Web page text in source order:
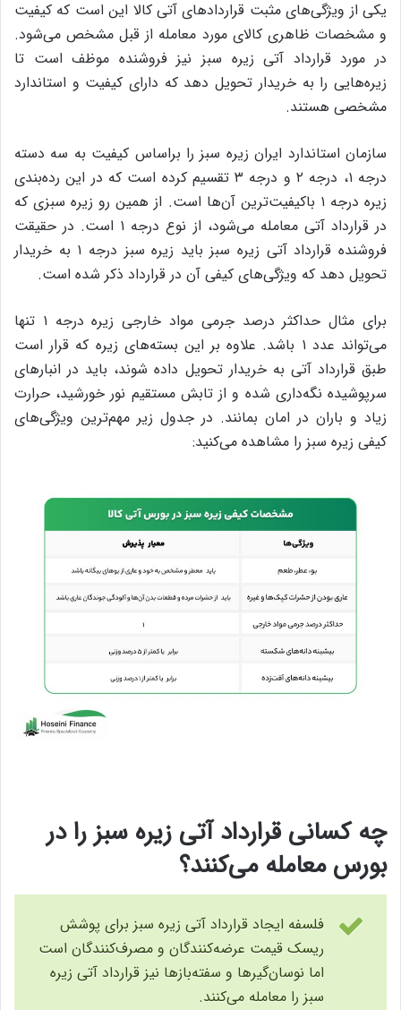
یکی از ویژگی‌های مثبت قراردادهای آتی کالا این است که کیفیت
و مشخصات ظاهری کالای مورد معامله از قبل مشخص می‌شود.
در مورد قرارداد آتی زیره سبز نیز فروشنده موظف است تا
زیره‌هایی را به خریدار تحویل دهد که دارای کیفیت و استاندارد
مشخصی هستند.
سازمان استاندارد ایران زیره سبز را براساس کیفیت به سه دسته
درجه ۱، درجه ۲ و درجه ۳ تقسیم کرده است که در این رده‌بندی
زیره درجه ۱ باکیفیت‌ترین آن‌ها است. از همین رو زیره سبزی که
در قرارداد آتی معامله می‌شود، از نوع درجه ۱ است. در حقیقت
فروشنده قرارداد آتی زیره سبز باید زیره سبز درجه ۱ به خریدار
تحویل دهد که ویژگی‌های کیفی آن در قرارداد ذکر شده است.
برای مثال حداکثر درصد جرمی مواد خارجی زیره درجه ۱ تنها
می‌تواند عدد ۱ باشد. علاوه بر این بسته‌های زیره که قرار است
طبق قرارداد آتی به خریدار تحویل داده شوند، باید در انبارهای
سرپوشیده نگه‌داری شده و از تابش مستقیم نور خورشید، حرارت
زیاد و باران در امان بمانند. در جدول زیر مهم‌ترین ویژگی‌های
کیفی زیره سبز را مشاهده می‌کنید:
چه کسانی قرارداد آتی زیره سبز را در
بورس معامله می‌کنند؟
فلسفه ایجاد قرارداد آتی زیره سبز برای پوشش
ریسک قیمت عرضه‌کنندگان و مصرف‌کنندگان است
اما نوسان‌گیرها و سفته‌بازها نیز قرارداد آتی زیره
سبز را معامله می‌کنند.